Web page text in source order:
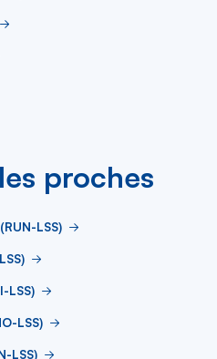
proches
LSS)
LSS)
LSS)
LSS)